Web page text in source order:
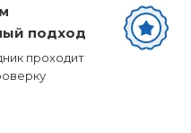
подход
проходит